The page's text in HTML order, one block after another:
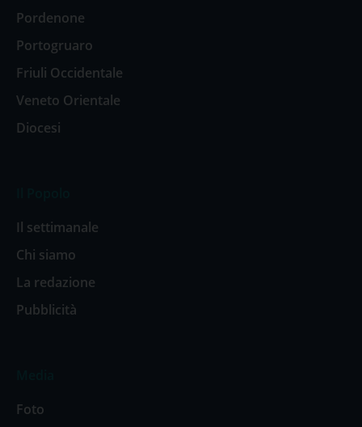
Pordenone
Portogruaro
Friuli Occidentale
Veneto Orientale
Diocesi
Il settimanale
Chi siamo
La redazione
Pubblicità
Foto